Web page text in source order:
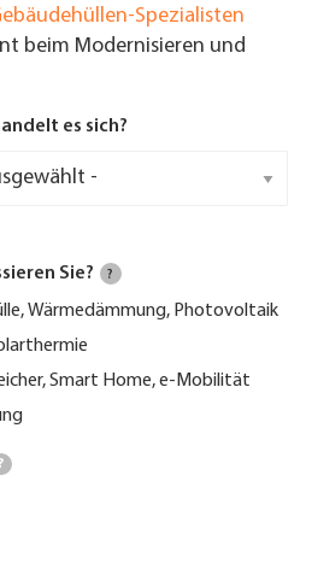
Spezialisten
beim Modernisieren und
es sich?
Sie? ?
Wärmedämmung, Photovoltaik
Smart Home, e-Mobilität